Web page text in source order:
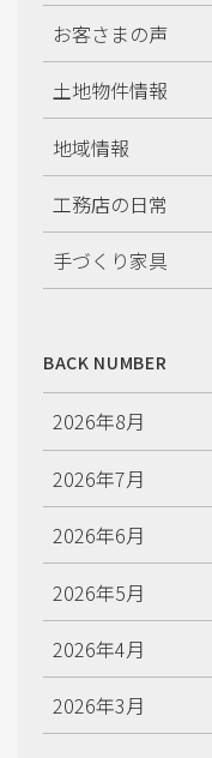
お客さまの声
土地物件情報
地域情報
工務店の日常
手づくり家具
BACK NUMBER
2026年8月
2026年7月
2026年6月
2026年5月
2026年4月
2026年3月